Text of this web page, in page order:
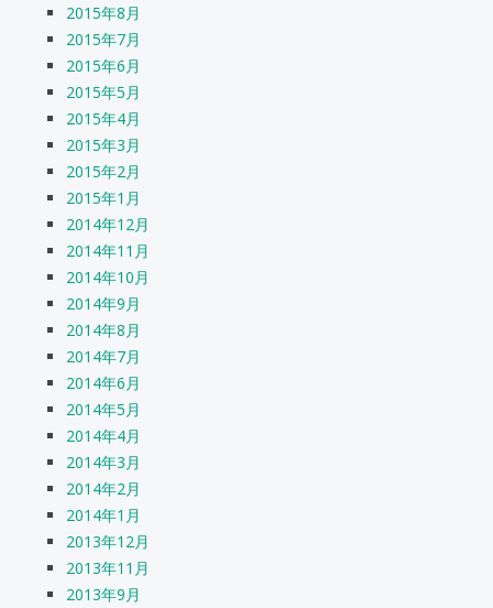
2015年8月
2015年7月
2015年6月
2015年5月
2015年4月
2015年3月
2015年2月
2015年1月
2014年12月
2014年11月
2014年10月
2014年9月
2014年8月
2014年7月
2014年6月
2014年5月
2014年4月
2014年3月
2014年2月
2014年1月
2013年12月
2013年11月
2013年9月